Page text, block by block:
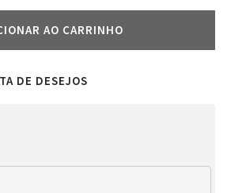
AO CARRINHO
DE DESEJOS